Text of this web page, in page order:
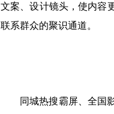
文案、设计镜头，使内容
联系群众的聚识通道。
同城热搜霸屏、全国